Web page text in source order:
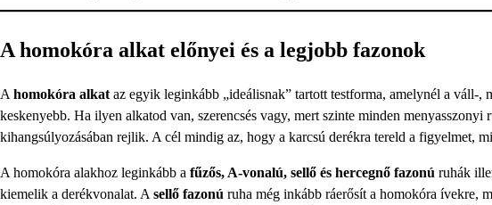
A homokóra alkat előnyei és a legjobb fazonok
A homokóra alkat az egyik leginkább „ideálisnak” tartott testforma, amelynél a váll-,
keskenyebb. Ha ilyen alkatod van, szerencsés vagy, mert szinte minden
kihangsúlyozásában rejlik. A cél mindig az, hogy a karcsú derékra tereld a figyelmet,
A homokóra alakhoz leginkább a fűzős, A-vonalú, sellő és hercegnő fazonú ruhák
kiemelik a derékvonalat. A sellő fazonú ruha még inkább ráerősít a homokóra ívekre,